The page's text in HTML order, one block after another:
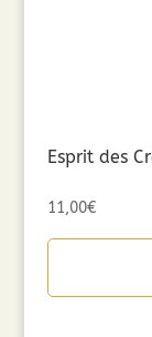
Esprit des
11,00€